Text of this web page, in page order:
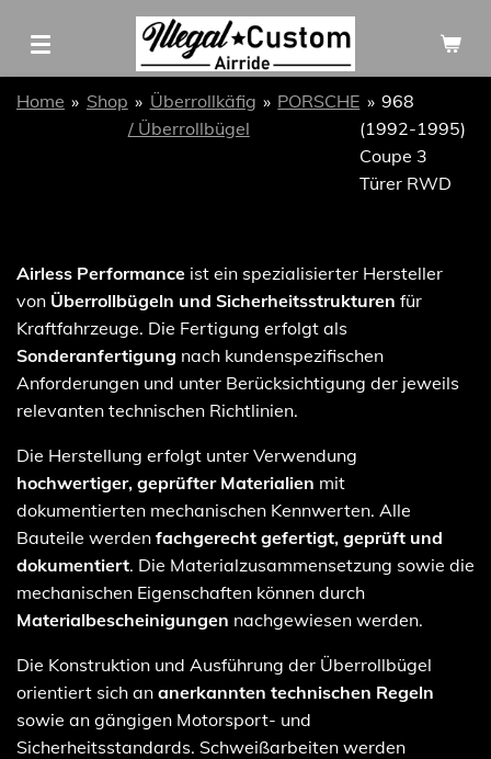
Hauptinhalt
springen
Home » Shop » Überrollkäfig
/ Überrollbügel
» PORSCHE » 968
(1992-1995)
Coupe 3
Türer RWD
Airless Performance ist ein spezialisierter Hersteller
von Überrollbügeln und Sicherheitsstrukturen für
Kraftfahrzeuge. Die Fertigung erfolgt als
Sonderanfertigung nach kundenspezifischen
Anforderungen und unter Berücksichtigung der jeweils
relevanten technischen Richtlinien.
Die Herstellung erfolgt unter Verwendung
hochwertiger, geprüfter Materialien mit
dokumentierten mechanischen Kennwerten. Alle
Bauteile werden fachgerecht gefertigt, geprüft und
dokumentiert. Die Materialzusammensetzung sowie die
mechanischen Eigenschaften können durch
Materialbescheinigungen nachgewiesen werden.
Die Konstruktion und Ausführung der Überrollbügel
orientiert sich an anerkannten technischen Regeln
sowie an gängigen Motorsport- und
Sicherheitsstandards. Schweißarbeiten werden